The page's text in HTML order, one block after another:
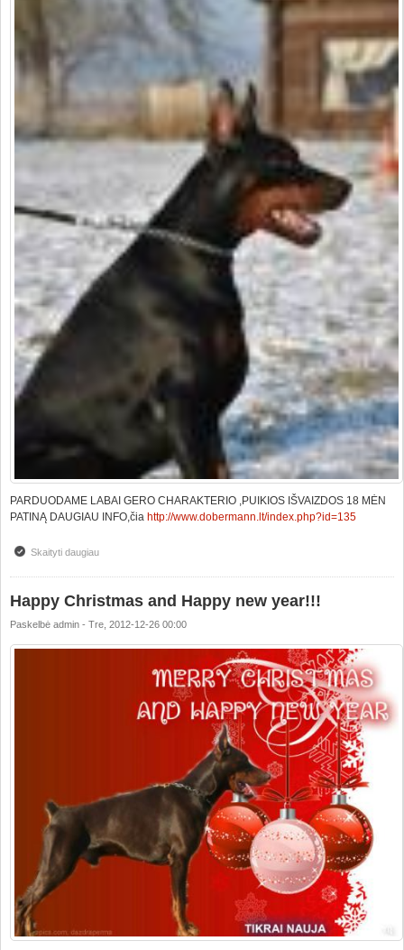
PARDUODAME LABAI GERO CHARAKTERIO ,PUIKIOS IŠVAIZDOS 18 MĖN
PATINĄ DAUGIAU INFO,čia http://www.dobermann.lt/index.php?id=135
Skaityti daugiauapie PARDUODAME TOP KLASĖS PATINĄ
Happy Christmas and Happy new year!!!
Paskelbė admin - Tre, 2012-12-26 00:00